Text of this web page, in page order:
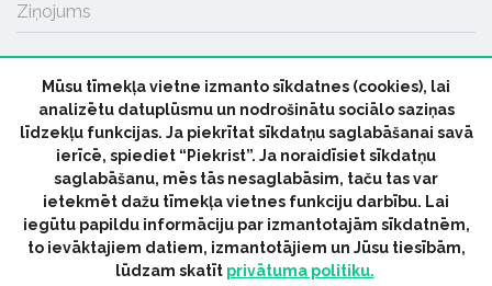
Ziņojums
SŪTĪT
© 2026 parmuziku.lv, visas tiesības paturētas
ParMuziku.lv Mūzikas Ziņas Industrijas Ziņas
Mūsu tīmekļa vietne izmanto sīkdatnes (cookies), lai
analizētu datuplūsmu un nodrošinātu sociālo saziņas
līdzekļu funkcijas. Ja piekrītat sīkdatņu saglabāšanai savā
ierīcē, spiediet “Piekrist”. Ja noraidīsiet sīkdatņu
saglabāšanu, mēs tās nesaglabāsim, taču tas var
ietekmēt dažu tīmekļa vietnes funkciju darbību. Lai
iegūtu papildu informāciju par izmantotajām sīkdatnēm,
to ievāktajiem datiem, izmantotājiem un Jūsu tiesībām,
lūdzam skatīt privātuma politiku.